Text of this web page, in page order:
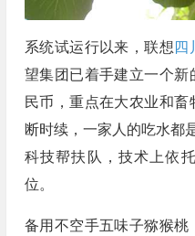
系统试运行以来，联想 四
望集团已着手建立一个新
民币，重点在大农业和
断时续，一家人的吃水都
科技帮扶队，技术上依
位。
备用不空手五味子猕猴桃